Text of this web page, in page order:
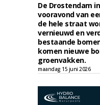
De Drostendam
vooravond van
de hele straat
vernieuwd en
bestaande
komen nieuwe
groenvakken.
maandag 15 juni 2026